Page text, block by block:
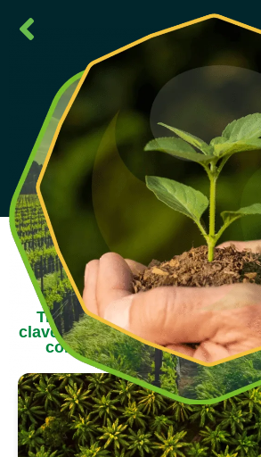
LA
NUESTRO
Trabajamos a través de
clave para generar impacto en
comunidad, la cadena y